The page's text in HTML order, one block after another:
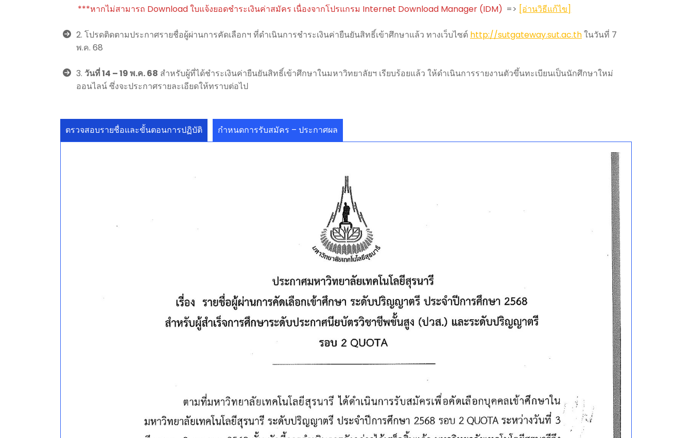
***หากไม่สามารถ Download ใบแจ้งยอดชำระเงินค่าสมัคร เนื่องจากโปรแกรม Internet Download Manager (IDM) => [อ่านวิธีแก้ไข]
2. โปรดติดตามประกาศรายชื่อผู้ผ่านการคัดเลือกฯ ที่ดำเนินการชำระเงินค่ายืนยันสิทธิ์เข้าศึกษาแล้ว ทางเว็บไซต์ http://sutgateway.sut.ac.thในวันที่ 7
พ.ค. 68
3. วันที่ 14 – 19 พ.ค. 68 สำหรับผู้ที่ได้ชำระเงินค่ายืนยันสิทธิ์เข้าศึกษาในมหาวิทยาลัยฯ เรียบร้อยแล้ว ให้ดำเนินการรายงานตัวขึ้นทะเบียนเป็นนักศึกษาใหม่
ออนไลน์ ซึ่งจะประกาศรายละเอียดให้ทราบต่อไป
ตรวจสอบรายชื่อและขั้นตอนการปฏิบัติ กำหนดการรับสมัคร – ประกาศผล